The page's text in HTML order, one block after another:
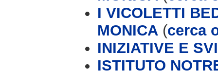
I VICOLETTI
MONICA (cerca
INIZIATIVE E
ISTITUTO